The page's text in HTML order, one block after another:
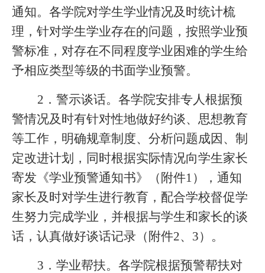
通知。各学院对学生学业情况及时统计梳
理，针对学生学业存在的问题，按照学业预
警标准，对存在不同程度学业困难的学生给
予相应类型等级的书面学业预警。
2 ．警示谈话。各学院安排专人根据预
警情况及时有针对性地做好约谈、思想教育
等工作，明确规章制度、分析问题成因、制
定改进计划，同时根据实际情况向学生家长
寄发《学业预警通知书》（附件1），通知
家长及时对学生进行教育，配合学校督促学
生努力完成学业，并根据与学生和家长的谈
话，认真做好谈话记录（附件2、3）。
3 ．学业帮扶。各学院根据预警帮扶对